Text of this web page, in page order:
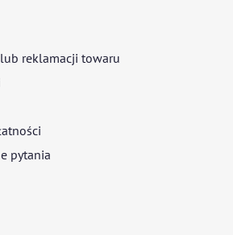
reklamacji towaru
pytania